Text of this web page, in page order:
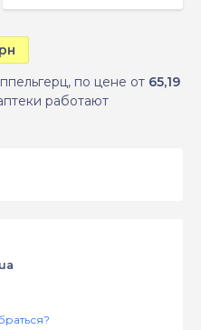
по цене от 65,19
работают